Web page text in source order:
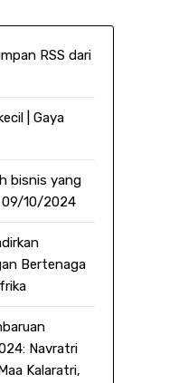
RSS dari
| Gaya
bisnis yang
09/10/2024
Bertenaga
Navratri
Kalaratri,